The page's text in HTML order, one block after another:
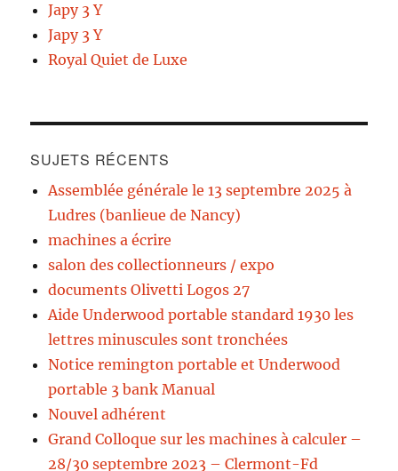
Japy 3 Y
Japy 3 Y
Royal Quiet de Luxe
SUJETS RÉCENTS
Assemblée générale le 13 septembre 2025 à
Ludres (banlieue de Nancy)
machines a écrire
salon des collectionneurs / expo
documents Olivetti Logos 27
Aide Underwood portable standard 1930 les
lettres minuscules sont tronchées
Notice remington portable et Underwood
portable 3 bank Manual
Nouvel adhérent
Grand Colloque sur les machines à calculer –
28/30 septembre 2023 – Clermont-Fd